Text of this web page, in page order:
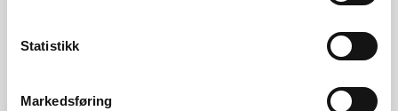
Statistikk
Markedsføring
sammen med gårsdagens forslag til Statsbudsjett,
viser NVEs analyse at
med